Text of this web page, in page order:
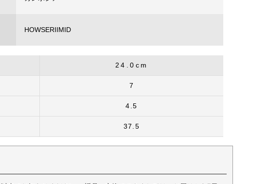
HOWSERIIMID
24.0cm
7
4.5
37.5